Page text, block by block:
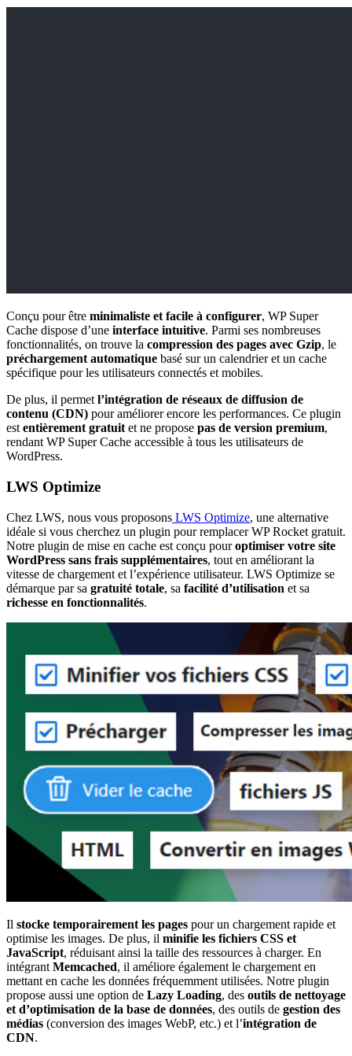
Conçu pour être minimaliste et facile à configurer, WP Super
Cache dispose d’une interface intuitive. Parmi ses nombreuses
fonctionnalités, on trouve la compression des pages avec Gzip, le
préchargement automatique basé sur un calendrier et un cache
spécifique pour les utilisateurs connectés et mobiles.
De plus, il permet l’intégration de réseaux de diffusion de
contenu (CDN) pour améliorer encore les performances. Ce plugin
est entièrement gratuit et ne propose pas de version premium,
rendant WP Super Cache accessible à tous les utilisateurs de
WordPress.
LWS Optimize
Chez LWS, nous vous proposons LWS Optimize, une alternative
idéale si vous cherchez un plugin pour remplacer WP Rocket gratuit.
Notre plugin de mise en cache est conçu pouroptimiser votre site
WordPress sans frais supplémentaires, tout en améliorant la
vitesse de chargement et l’expérience utilisateur. LWS Optimize se
démarque par sa gratuité totale, sa facilité d’utilisation et sa
richesse en fonctionnalités.
Il stocke temporairement les pages pour un chargement rapide et
optimise les images. De plus, il minifie les fichiers CSS et
JavaScript, réduisant ainsi la taille des ressources à charger. En
intégrant Memcached, il améliore également le chargement en
mettant en cache les données fréquemment utilisées. Notre plugin
propose aussi une option de Lazy Loading, des outils de nettoyage
et d’optimisation de la base de données, des outils de gestion des
médias (conversion des images WebP, etc.) et l’intégration de
CDN.